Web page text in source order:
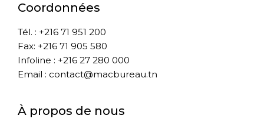
Coordonnées
Tél. : +216 71 951 200
Fax: +216 71 905 580
Infoline : +216 27 280 000
Email : contact@macbureau.tn
À propos de nous